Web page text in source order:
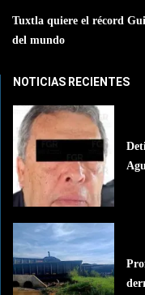
Tuxtla quiere el récord
del mundo
NOTICIAS RECIENTES